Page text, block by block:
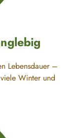
Lebensdauer –
Winter und